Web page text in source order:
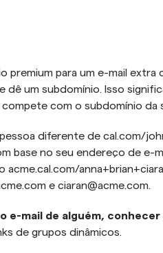
premium para um e-mail extra
dê um subdomínio. Isso
com o subdomínio da
diferente de cal.com/
base no seu endereço de e-
e ciaran@acme.com.
e-mail de alguém,
de grupos dinâmicos.